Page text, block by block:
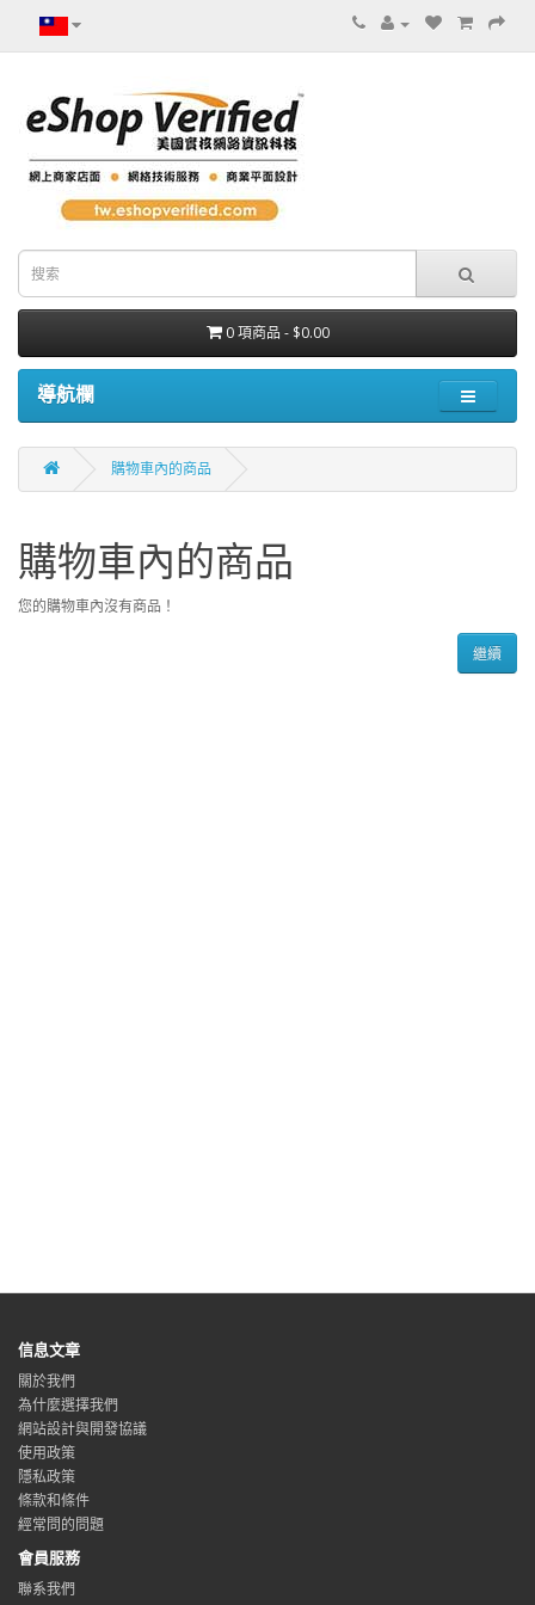
0 項商品 - $0.00
導航欄
購物車內的商品
購物車內的商品
您的購物車內沒有商品！
繼續
信息文章
關於我們
為什麼選擇我們
網站設計與開發協議
使用政策
隱私政策
條款和條件
經常問的問題
會員服務
聯系我們